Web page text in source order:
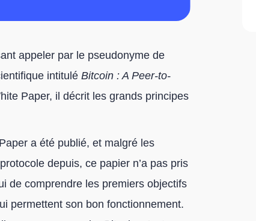
appeler par le pseudonyme de
intitulé Bitcoin : A Peer-to-
Paper, il décrit les grands principes
a été publié, et malgré les
depuis, ce papier n’a pas pris
de comprendre les premiers objectifs
permettent son bon fonctionnement.